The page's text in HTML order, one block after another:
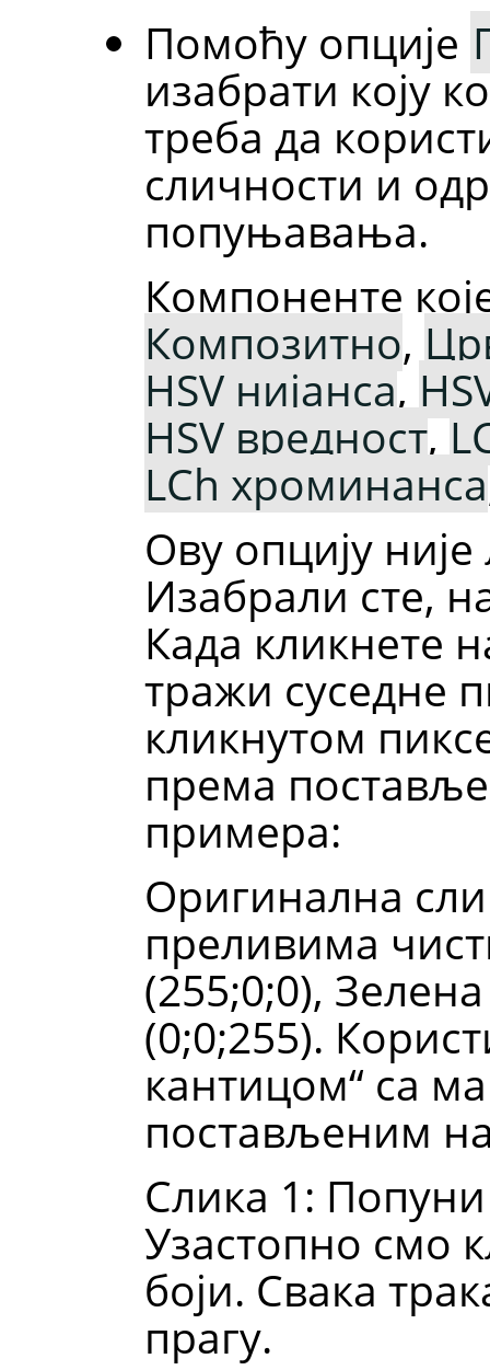
Помоћу опције
изабрати коју
треба да
сличности и
попуњавања.
Компоненте
Композитно,
HSV нијанса,
HSV вредност,
LCh хроминанса
Ову опцију
Изабрали сте,
Када кликнете
тражи суседне
кликнутом
према
примера:
Оригинална
преливима
(255;0;0),
(0;0;255).
кантицом“ са
постављеним
Слика 1:
Узастопно смо
боји. Свака
прагу.